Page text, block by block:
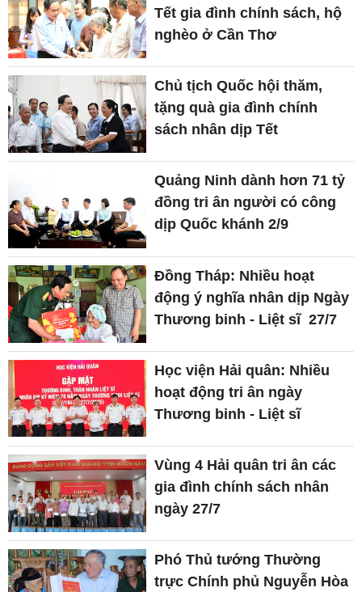
Tết gia đình chính sách, hộ
nghèo ở Cần Thơ
Chủ tịch Quốc hội thăm,
tặng quà gia đình chính
sách nhân dịp Tết
Quảng Ninh dành hơn 71 tỷ
đồng tri ân người có công
dịp Quốc khánh 2/9
Đồng Tháp: Nhiều hoạt
động ý nghĩa nhân dịp Ngày
Thương binh - Liệt sĩ 27/7
Học viện Hải quân: Nhiều
hoạt động tri ân ngày
Thương binh - Liệt sĩ
Vùng 4 Hải quân tri ân các
gia đình chính sách nhân
ngày 27/7
Phó Thủ tướng Thường
trực Chính phủ Nguyễn Hòa